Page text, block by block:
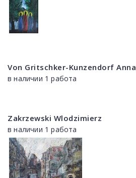
Von Gritschker-Kunzendorf Anna
в наличии 1 работа
Zakrzewski Wlodzimierz
в наличии 1 работа